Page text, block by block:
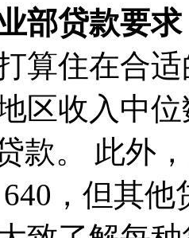
部贷款要求
算住在合
区收入中
款。 此外
，但其